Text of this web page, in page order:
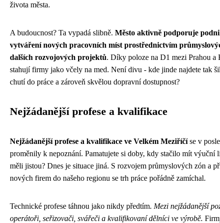
života města.
A budoucnost? Ta vypadá slibně. Město aktivně podporuje
vytváření nových pracovních míst prostřednictvím
dalších rozvojových projektů. Díky poloze na D1 mezi Prahou a
stahují firmy jako včely na med. Není divu - kde jinde najdete tak
chutí do práce a zároveň skvělou dopravní dostupnost?
Nejžádanější profese a kvalifikace
Nejžádanější profese a kvalifikace ve Velkém Meziříčíse v
proměnily k nepoznání. Pamatujete si doby, kdy stačilo mít výuční
měli jistou? Dnes je situace jiná. S rozvojem průmyslových zón a
nových firem do našeho regionu se trh práce pořádně zamíchal.
Technické profese táhnou jako nikdy předtím. Mezi nejžádanější
operátoři, seřizovači, svářeči a kvalifikovaní dělníci ve výrobě.